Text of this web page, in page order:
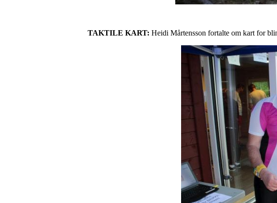
TAKTILE KART: Heidi Mårtensson fortalte om kart for